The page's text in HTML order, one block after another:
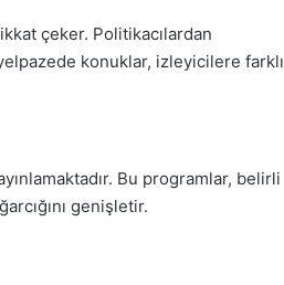
çeker. Politikacılardan
konuklar, izleyicilere farklı
Bu programlar, belirli
genişletir.